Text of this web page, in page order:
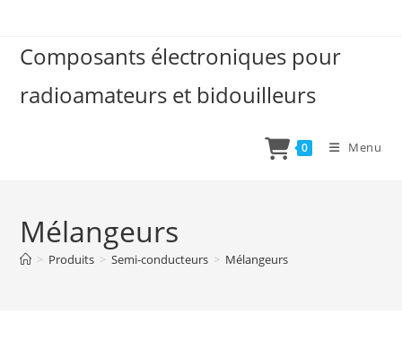
contentComposants électroniques pour
radioamateurs et bidouilleurs
0 Menu
Mélangeurs
> Produits > Semi-conducteurs > Mélangeurs